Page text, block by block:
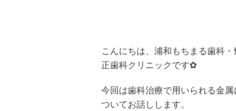
こんにちは、浦和もちまる歯科・
正歯科クリニックです✿
今回は歯科治療で用いられる金属
ついてお話しします。